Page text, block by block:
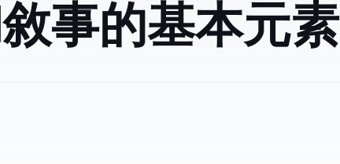
事的基本元素